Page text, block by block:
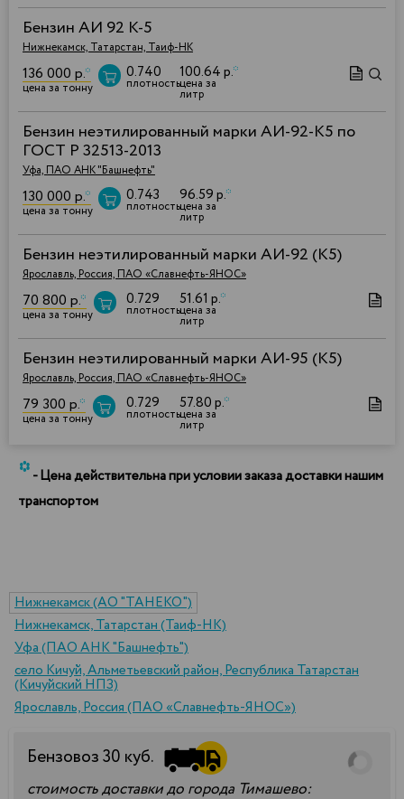
Бензин АИ 92 К-5
Нижнекамск, Татарстан, Таиф-НК
136 000 р.*
цена за тонну
0.740
плотность
100.64 р.*
цена за
литр
Бензин неэтилированный марки АИ-92-К5 по
ГОСТ Р 32513-2013
Уфа, ПАО АНК "Башнефть"
130 000 р.*
цена за тонну
0.743
плотность
96.59 р.*
цена за
литр
Бензин неэтилированный марки АИ-92 (К5)
Ярославль, Россия, ПАО «Славнефть-ЯНОС»
70 800 р.*
цена за тонну
0.729
плотность
51.61 р.*
цена за
литр
Бензин неэтилированный марки АИ-95 (К5)
Ярославль, Россия, ПАО «Славнефть-ЯНОС»
79 300 р.*
цена за тонну
0.729
плотность
57.80 р.*
цена за
литр
*- Цена действительна при условии заказа доставки нашим
транспортом
Нижнекамск (АО "ТАНЕКО")
Нижнекамск, Татарстан (Таиф-НК)
Уфа (ПАО АНК "Башнефть")
село Кичуй, Альметьевский район, Республика Татарстан
(Кичуйский НПЗ)
Ярославль, Россия (ПАО «Славнефть-ЯНОС»)
Бензовоз30 куб.
стоимость доставки до города Тимашево: